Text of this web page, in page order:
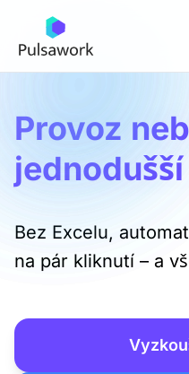
Provoz
jednodušší
Bez Excelu,
na pár kliknutí – a